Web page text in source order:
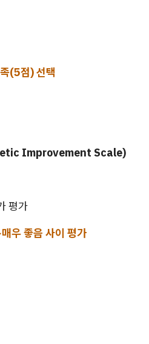
(5점) 선택
Improvement Scale)
평가
우 좋음 사이 평가